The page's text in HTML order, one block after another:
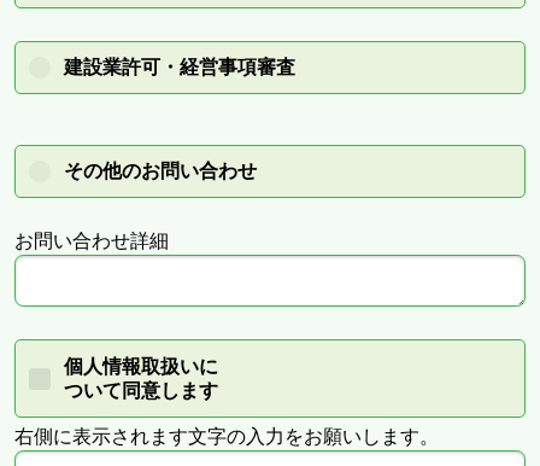
建設業許可・経営事項審査
その他のお問い合わせ
お問い合わせ詳細
個人情報取扱いに
ついて同意します
右側に表示されます文字の入力をお願いします。